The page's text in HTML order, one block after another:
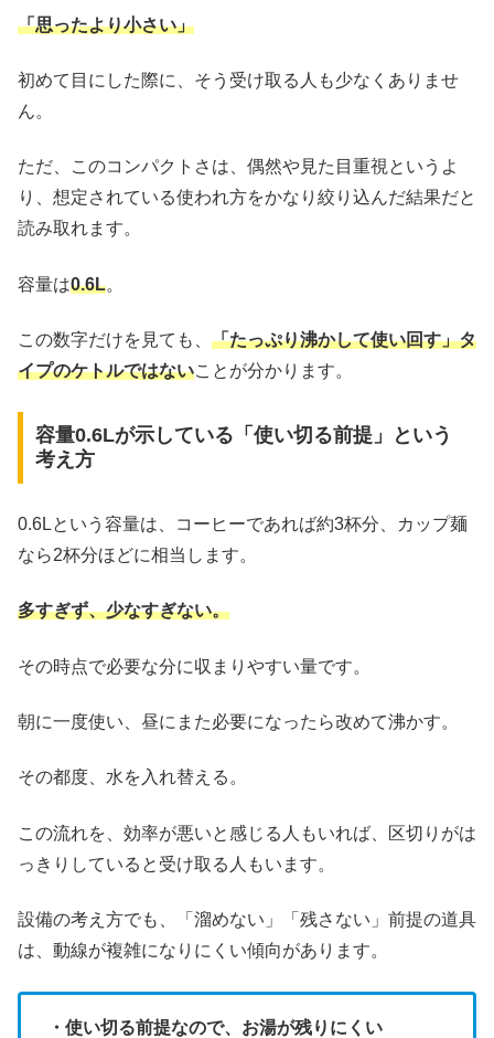
「思ったより小さい」
初めて目にした際に、そう受け取る人も少なくありませ
ん。
ただ、このコンパクトさは、偶然や見た目重視というよ
り、想定されている使われ方をかなり絞り込んだ結果だと
読み取れます。
容量は0.6L。
この数字だけを見ても、 「たっぷり沸かして使い回す」タ
イプのケトルではないことが分かります。
容量0.6Lが示している「使い切る前提」という
考え方
0.6Lという容量は、コーヒーであれば約3杯分、カップ麺
なら2杯分ほどに相当します。
多すぎず、少なすぎない。
その時点で必要な分に収まりやすい量です。
朝に一度使い、昼にまた必要になったら改めて沸かす。
その都度、水を入れ替える。
この流れを、効率が悪いと感じる人もいれば、区切りがは
っきりしていると受け取る人もいます。
設備の考え方でも、「溜めない」「残さない」前提の道具
は、動線が複雑になりにくい傾向があります。
・使い切る前提なので、お湯が残りにくい